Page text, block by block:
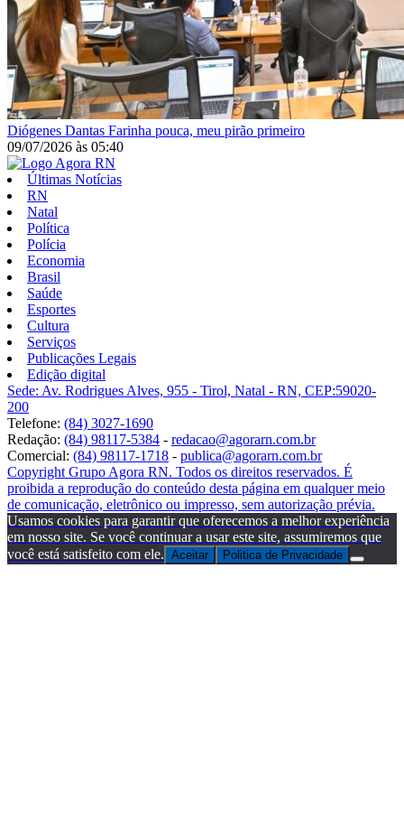
Diógenes Dantas Farinha pouca, meu pirão primeiro
09/07/2026 às 05:40
Últimas Notícias
RN
Natal
Política
Polícia
Economia
Brasil
Saúde
Esportes
Cultura
Serviços
Publicações Legais
Edição digital
Sede: Av. Rodrigues Alves, 955 - Tirol, Natal - RN, CEP:59020-
200
Telefone: (84) 3027-1690
Redação: (84) 98117-5384 - redacao@agorarn.com.br
Comercial: (84) 98117-1718 - publica@agorarn.com.br
Copyright Grupo Agora RN. Todos os direitos reservados. É
proibida a reprodução do conteúdo desta página em qualquer meio
de comunicação, eletrônico ou impresso, sem autorização prévia.
Usamos cookies para garantir que oferecemos a melhor experiência
em nosso site. Se você continuar a usar este site, assumiremos que
você está satisfeito com ele. Aceitar Politica de Privacidade